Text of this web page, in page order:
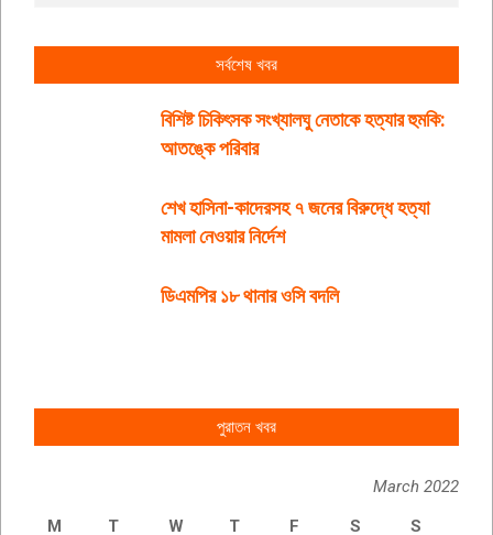
সর্বশেষ খবর
বিশিষ্ট চিকিৎসক সংখ্যালঘু নেতাকে হত্যার হুমকি:
আতঙ্কে পরিবার
শেখ হাসিনা-কাদেরসহ ৭ জনের বিরুদ্ধে হত্যা
মামলা নেওয়ার নির্দেশ
ডিএমপির ১৮ থানার ওসি বদলি
পুরাতন খবর
March 2022
M
T W T F S S